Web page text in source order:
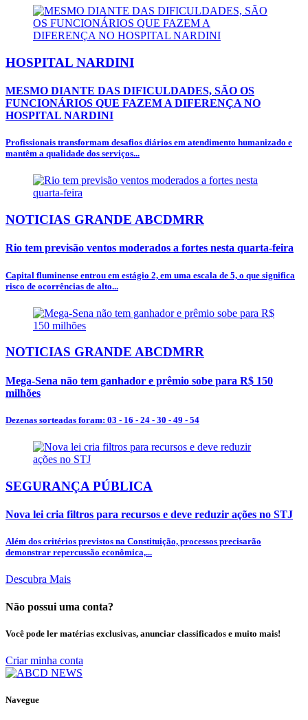
HOSPITAL NARDINI
MESMO DIANTE DAS DIFICULDADES, SÃO OS
FUNCIONÁRIOS QUE FAZEM A DIFERENÇA NO
HOSPITAL NARDINI
Profissionais transformam desafios diários em atendimento humanizado e
mantêm a qualidade dos serviços...
NOTICIAS GRANDE ABCDMRR
Rio tem previsão ventos moderados a fortes nesta quarta-feira
Capital fluminense entrou em estágio 2, em uma escala de 5, o que significa
risco de ocorrências de alto...
NOTICIAS GRANDE ABCDMRR
Mega-Sena não tem ganhador e prêmio sobe para R$ 150
milhões
Dezenas sorteadas foram: 03 - 16 - 24 - 30 - 49 - 54
SEGURANÇA PÚBLICA
Nova lei cria filtros para recursos e deve reduzir ações no STJ
Além dos critérios previstos na Constituição, processos precisarão
demonstrar repercussão econômica,...
Descubra Mais
Não possui uma conta?
Você pode ler matérias exclusivas, anunciar classificados e muito mais!
Criar minha conta
Navegue